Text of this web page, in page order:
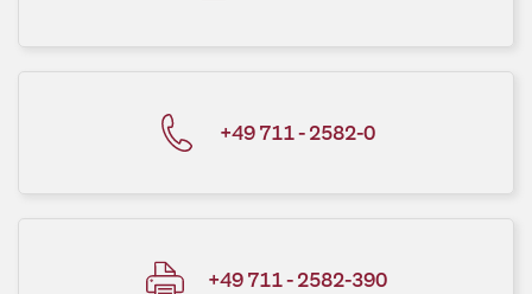
+49 711 - 2582-0
+49 711 - 2582-390